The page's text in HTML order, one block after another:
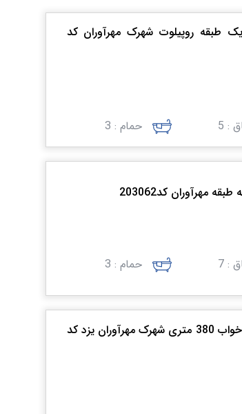
مسکونی200 متری یک طبقه روپیلوت شهرک مهرآوران کد
: 5 حمام : 3
: 7 حمام : 3
فروش منزل مسکونی دو طبقه سه خواب 380 متری شهرک مهرآوران یزد کد